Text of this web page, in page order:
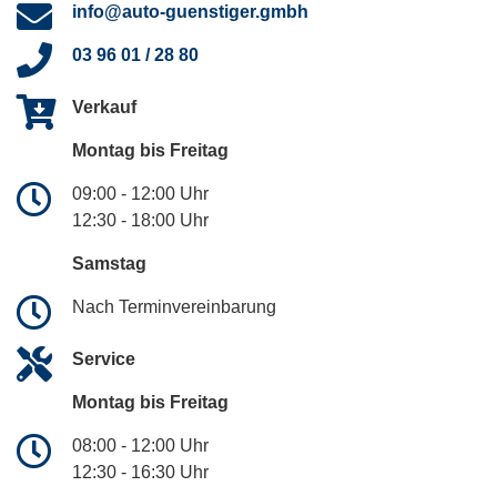
info@auto-guenstiger.gmbh
03 96 01 / 28 80
Verkauf
Montag bis Freitag
09:00 - 12:00 Uhr
12:30 - 18:00 Uhr
Samstag
Nach Terminvereinbarung
Service
Montag bis Freitag
08:00 - 12:00 Uhr
12:30 - 16:30 Uhr